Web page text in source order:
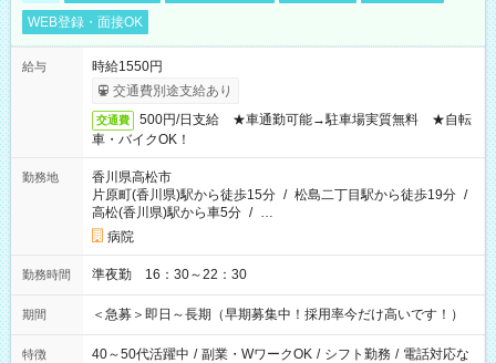
WEB登録・面接OK
給与
時給1550円
交通費別途支給あり
交通費
500円/日支給 ★車通勤可能→駐車場実質無料 ★自転
車・バイクOK！
勤務地
香川県高松市
片原町(香川県)駅から徒歩15分 / 松島二丁目駅から徒歩19分 /
高松(香川県)駅から車5分 / …
病院
勤務時間 準夜勤 16：30～22：30
期間 ＜急募＞即日～長期（早期募集中！採用率今だけ高いです！）
特徴 40～50代活躍中 / 副業・WワークOK / シフト勤務 / 電話対応な